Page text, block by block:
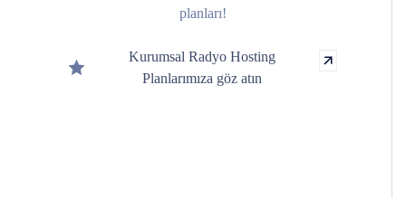
planları!
Kurumsal Radyo Hosting
Planlarımıza göz atın